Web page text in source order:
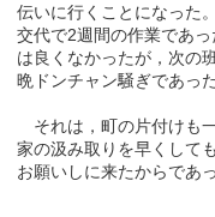
伝いに行くことになった
交代で2週間の作業であ
は良くなかったが，次の
晩ドンチャン騒ぎであった
それは，町の片付けも
家の汲み取りを早くして
お願いしに来たからであっ